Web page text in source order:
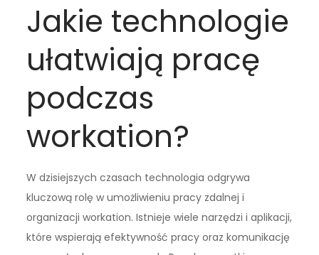
Jakie technologie
ułatwiają pracę
podczas
workation?
W dzisiejszych czasach technologia odgrywa
kluczową rolę w umożliwieniu pracy zdalnej i
organizacji workation. Istnieje wiele narzędzi i aplikacji,
które wspierają efektywność pracy oraz komunikację